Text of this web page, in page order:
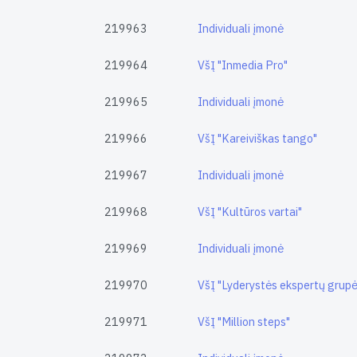
219963 Individuali įmonė
219964 VšĮ "Inmedia Pro"
219965 Individuali įmonė
219966 VšĮ "Kareiviškas tango"
219967 Individuali įmonė
219968 VšĮ "Kultūros vartai"
219969 Individuali įmonė
219970 VšĮ "Lyderystės ekspertų
219971 VšĮ "Million steps"